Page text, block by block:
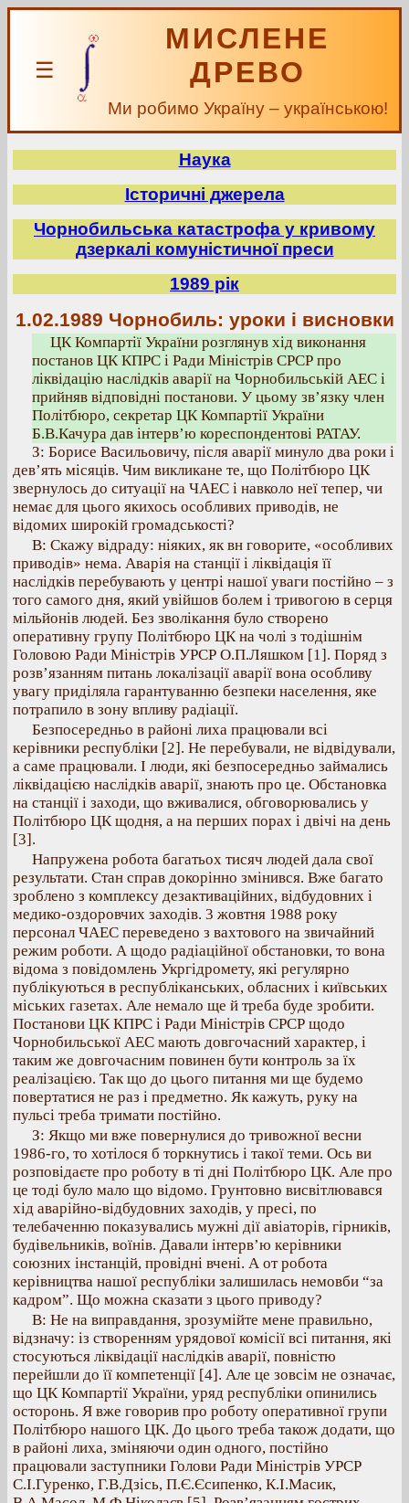
☰
МИСЛЕНЕ
ДРЕВО
Ми робимо Україну – українською!
Наука
Історичні джерела
Чорнобильська катастрофа у кривому
дзеркалі комуністичної преси
1989 рік
1.02.1989 Чорнобиль: уроки і висновки
ЦК Компартії України розглянув хід виконання
постанов ЦК КПРС і Ради Міністрів СРСР про
ліквідацію наслідків аварії на Чорнобильській АЕС і
прийняв відповідні постанови. У цьому зв’язку член
Політбюро, секретар ЦК Компартії України
Б.В.Качура дав інтерв’ю кореспондентові РАТАУ.
З: Борисе Васильовичу, після аварії минуло два роки і
дев’ять місяців. Чим викликане те, що Політбюро ЦК
звернулось до ситуації на ЧАЕС і навколо неї тепер, чи
немає для цього якихось особливих приводів, не
відомих широкій громадськості?
В: Скажу відраду: ніяких, як вн говорите, «особливих
приводів» нема. Аварія на станції і ліквідація її
наслідків перебувають у центрі нашої уваги постійно – з
того самого дня, який увійшов болем і тривогою в серця
мільйонів людей. Без зволікання було створено
оперативну групу Політбюро ЦК на чолі з тодішнім
Головою Ради Міністрів УРСР О.П.Ляшком [1]. Поряд з
розв’язанням питань локалізації аварії вона особливу
увагу приділяла гарантуванню безпеки населення, яке
потрапило в зону впливу радіації.
Безпосередньо в районі лиха працювали всі
керівники республіки [2]. Не перебували, не відвідували,
а саме працювали. І люди, які безпосередньо займались
ліквідацією наслідків аварії, знають про це. Обстановка
на станції і заходи, що вживалися, обговорювались у
Політбюро ЦК щодня, а на перших порах і двічі на день
[3].
Напружена робота багатьох тисяч людей дала свої
результати. Стан справ докорінно змінився. Вже багато
зроблено з комплексу дезактиваційних, відбудовних і
медико-оздоровчих заходів. 3 жовтня 1988 року
персонал ЧАЕС переведено з вахтового на звичайний
режим роботи. А щодо радіаційної обстановки, то вона
відома з повідомлень Укргідромету, які регулярно
публікуються в республіканських, обласних і київських
міських газетах. Але немало ще й треба буде зробити.
Постанови ЦК КПРС і Ради Міністрів СРСР щодо
Чорнобильської АЕС мають довгочасний характер, і
таким же довгочасним повинен бути контроль за їх
реалізацією. Так що до цього питання ми ще будемо
повертатися не раз і предметно. Як кажуть, руку на
пульсі треба тримати постійно.
З: Якщо ми вже повернулися до тривожної весни
1986-го, то хотілося б торкнутись і такої теми. Ось ви
розповідаєте про роботу в ті дні Політбюро ЦК. Але про
це тоді було мало що відомо. Грунтовно висвітлювався
хід аварійно-відбудовних заходів, у пресі, по
телебаченню показувались мужні дії авіаторів, гірників,
будівельників, воїнів. Давали інтерв’ю керівники
союзних інстанцій, провідні вчені. А от робота
керівництва нашої республіки залишилась немовби “за
кадром”. Що можна сказати з цього приводу?
В: Не на виправдання, зрозумійте мене правильно,
відзначу: із створенням урядової комісії всі питання, які
стосуються ліквідації наслідків аварії, повністю
перейшли до її компетенції [4]. Але це зовсім не означає,
що ЦК Компартії України, уряд республіки опинились
осторонь. Я вже говорив про роботу оперативної групи
Політбюро нашого ЦК. До цього треба також додати, що
в районі лиха, зміняючи один одного, постійно
працювали заступники Голови Ради Міністрів УРСР
С.І.Гуренко, Г.В.Дзісь, П.Є.Єсипенко, К.І.Масик,